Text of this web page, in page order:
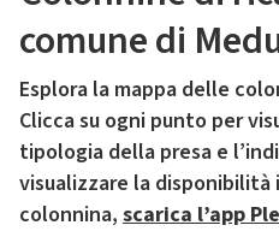
comune di
Esplora la mappa delle
Clicca su ogni punto per
tipologia della presa e
visualizzare la
colonnina, scarica l’app